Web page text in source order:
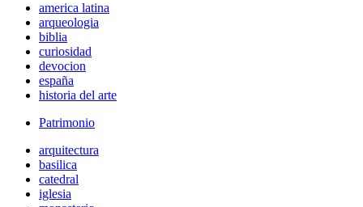
america latina
arqueologia
biblia
curiosidad
devocion
españa
historia del arte
Patrimonio
arquitectura
basilica
catedral
iglesia